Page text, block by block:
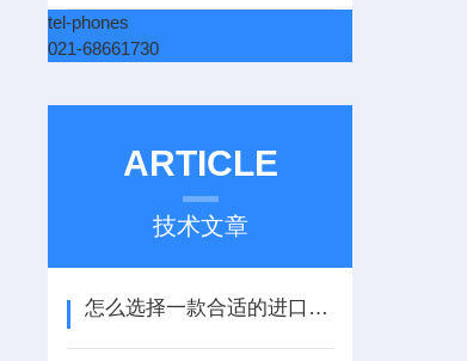
tel-phones
021-68661730
ARTICLE
技术文章
怎么选择一款合适的进口非接触式眼压计？哪些代理商值得信赖？